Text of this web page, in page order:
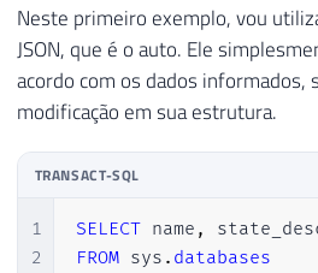
Neste primeiro exemplo, vou
JSON, que é o auto. Ele
acordo com os dados informados,
modificação em sua estrutura.
TRANSACT-SQL
1
2
SELECT name ,
FROM sys . databases